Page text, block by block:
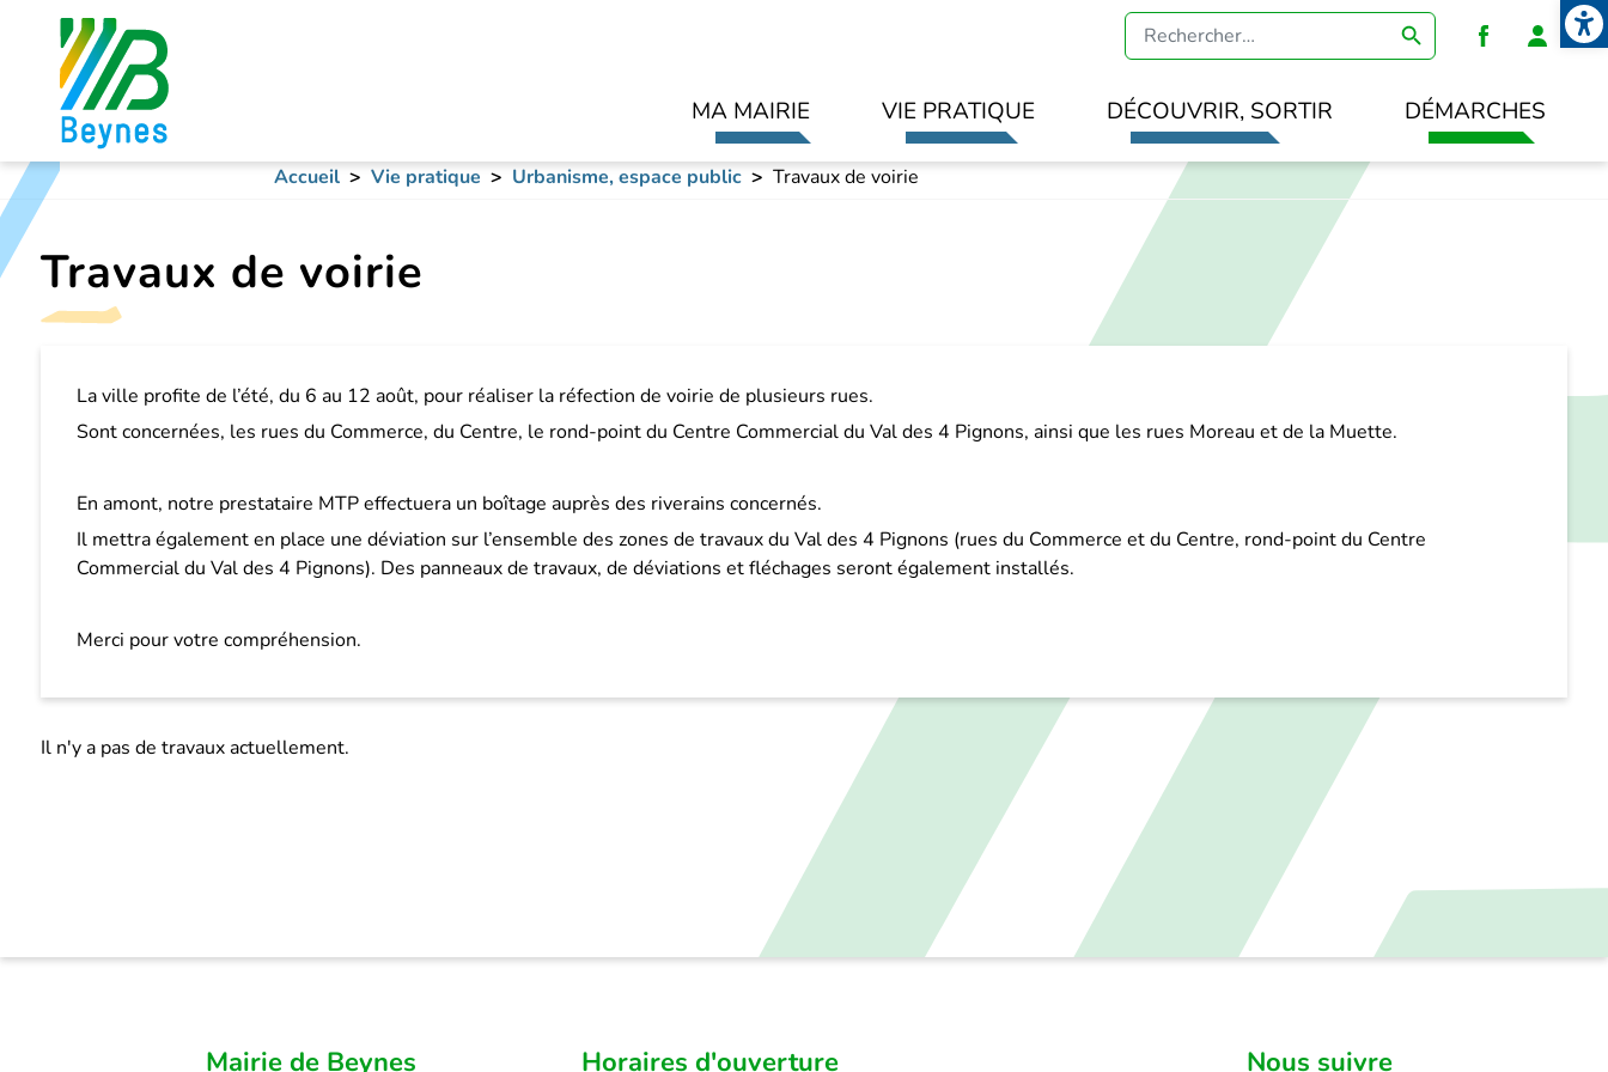
MA MAIRIE VIE PRATIQUE DÉCOUVRIR, SORTIR DÉMARCHES
Accueil Vie pratique Urbanisme, espace public Travaux de voirie
Travaux de voirie
La ville profite de l’été, du 6 au 12 août, pour réaliser la réfection de voirie de plusieurs rues.
Sont concernées, les rues du Commerce, du Centre, le rond-point du Centre Commercial du Val des 4 Pignons, ainsi que les rues Moreau et de la Muette.
En amont, notre prestataire MTP effectuera un boîtage auprès des riverains concernés.
Il mettra également en place une déviation sur l’ensemble des zones de travaux du Val des 4 Pignons (rues du Commerce et du Centre, rond-point du Centre
Commercial du Val des 4 Pignons). Des panneaux de travaux, de déviations et fléchages seront également installés.
Merci pour votre compréhension.
Il n'y a pas de travaux actuellement.
Mairie de Beynes Horaires d'ouverture Nous suivre